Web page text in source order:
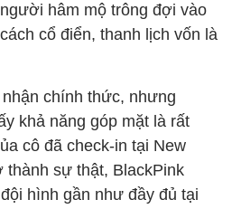
hâm mộ trông đợi vào
cổ điển, thanh lịch vốn là
chính thức, nhưng
khả năng góp mặt là rất
cô đã check-in tại New
thành sự thật, BlackPink
hình gần như đầy đủ tại